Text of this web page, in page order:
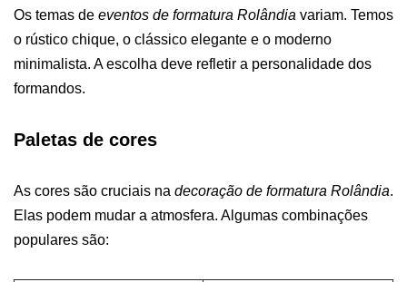
Os temas de eventos de formatura Rolândia variam. Temos
o rústico chique, o clássico elegante e o moderno
minimalista. A escolha deve refletir a personalidade dos
formandos.
Paletas de cores
As cores são cruciais na decoração de formatura Rolândia.
Elas podem mudar a atmosfera. Algumas combinações
populares são: